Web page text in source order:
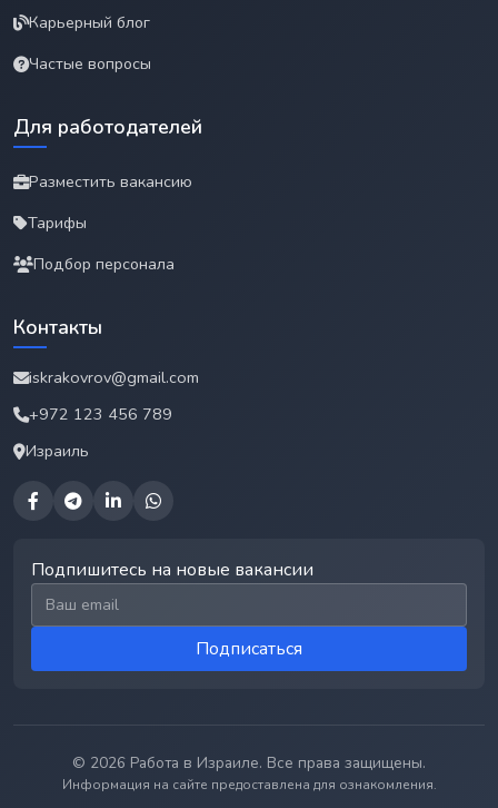
Карьерный блог
Частые вопросы
Для работодателей
Разместить вакансию
Тарифы
Подбор персонала
Контакты
iskrakovrov@gmail.com
+972 123 456 789
Израиль
Подпишитесь на новые вакансии
Email для подписки
Подписаться
© 2026 Работа в Израиле. Все права защищены.
Информация на сайте предоставлена для ознакомления.